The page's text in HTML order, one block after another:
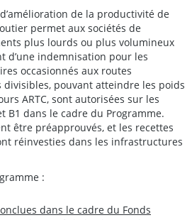
de la productivité de
permet aux sociétés de
plus lourds ou plus volumineux
d’une indemnisation pour les
occasionnés aux routes
divisibles, pouvant atteindre les poids
ARTC, sont autorisées sur les
B1 dans le cadre du Programme.
être préapprouvés, et les recettes
réinvesties dans les infrastructures
:
dans le cadre du Fonds